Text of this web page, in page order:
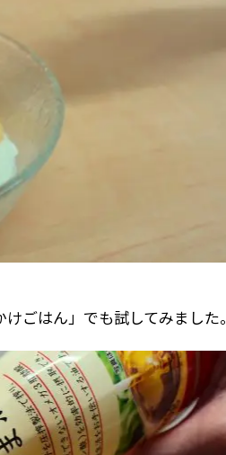
ごはん」でも試してみました。